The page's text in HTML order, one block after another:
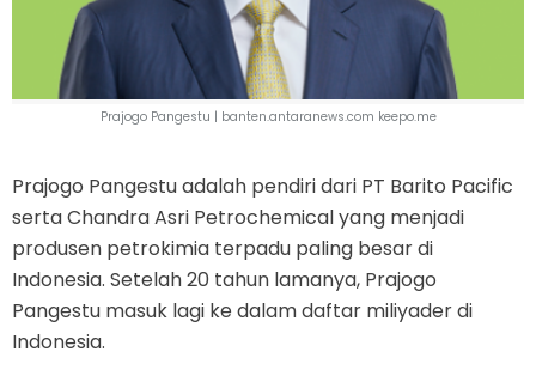
Prajogo Pangestu | banten.antaranews.com keepo.me
Prajogo Pangestu adalah pendiri dari PT Barito Pacific
serta Chandra Asri Petrochemical yang menjadi
produsen petrokimia terpadu paling besar di
Indonesia. Setelah 20 tahun lamanya, Prajogo
Pangestu masuk lagi ke dalam daftar miliyader di
Indonesia.